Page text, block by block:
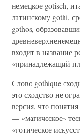
немецкое gotisch,
латинскому gothi,
gothos,
входит в название
«принадлежащий
Слово gothique
это сходство не
версия, что
— «магическое»
«готическое